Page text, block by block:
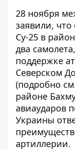
28 ноября
заявили, что
Су-25 в
два
поддержке
Северском
(подробно
районе
авиаударов
Украины
артиллерии.